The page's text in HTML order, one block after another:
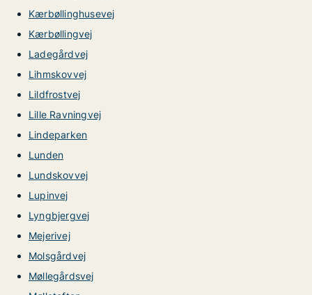
Kærbøllinghusevej
Kærbøllingvej
Ladegårdvej
Lihmskovvej
Lildfrostvej
Lille Ravningvej
Lindeparken
Lunden
Lundskovvej
Lupinvej
Lyngbjergvej
Mejerivej
Molsgårdvej
Møllegårdsvej